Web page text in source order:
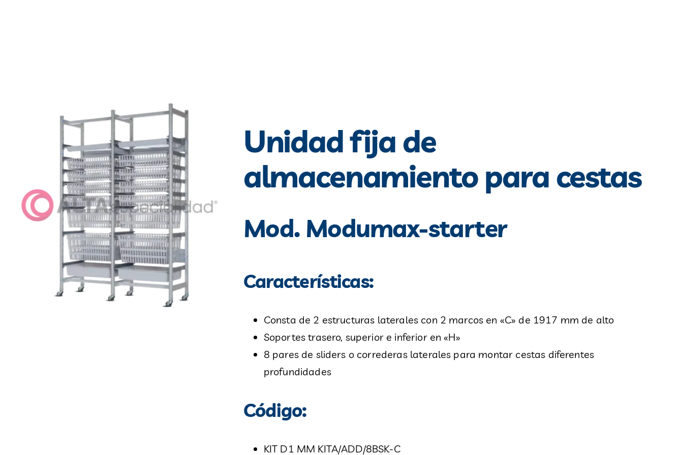
Unidad fija de
almacenamiento para cestas
Mod. Modumax-starter
Características:
Consta de 2 estructuras laterales con 2 marcos en «C» de 1917 mm de alto
Soportes trasero, superior e inferior en «H»
8 pares de sliders o correderas laterales para montar cestas diferentes
profundidades
Código:
KIT D1 MM KITA/ADD/8BSK-C